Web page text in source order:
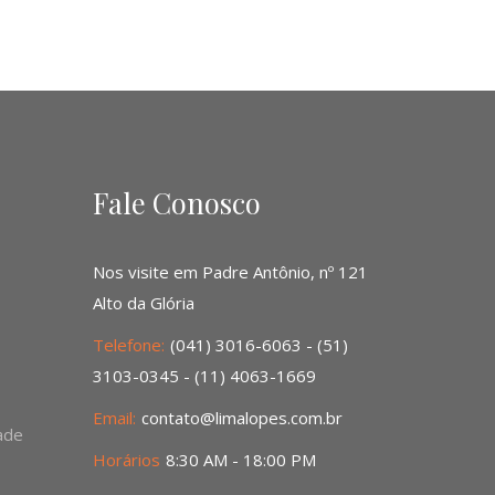
Fale Conosco
Nos visite em Padre Antônio, nº 121
Alto da Glória
Telefone: (041) 3016-6063 - (51)
3103-0345 - (11) 4063-1669
Email: contato@limalopes.com.br
Horários 8:30 AM - 18:00 PM